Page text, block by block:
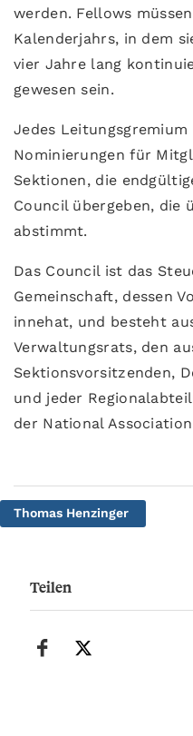
werden. Fellows
Kalenderjahrs, in dem
vier Jahre lang
gewesen sein.
Jedes
Nominierungen für
Sektionen, die
Council übergeben, die
abstimmt.
Das Council ist das
Gemeinschaft, dessen
innehat, und besteht
Verwaltungsrats, den
Sektionsvorsitzenden,
und jeder
der National
Thomas Henzinger
Teilen